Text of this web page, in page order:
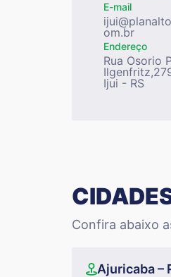
E-mail
om.br
Endereço
Rua Osorio
Ijui - RS
Confira abaixo
Ajuricaba –